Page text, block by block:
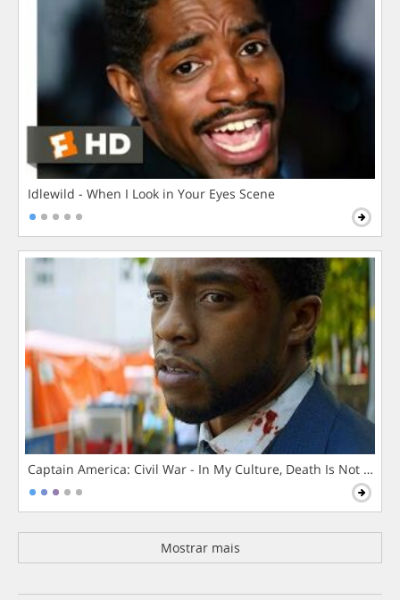
Idlewild - When I Look in Your Eyes Scene
Captain America: Civil War - In My Culture, Death Is Not The
Mostrar mais